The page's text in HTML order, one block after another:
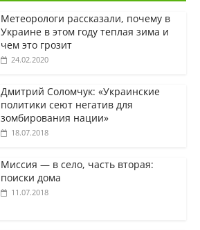
Метеорологи рассказали, почему в
Украине в этом году теплая зима и
чем это грозит
24.02.2020
Дмитрий Соломчук: «Украинские
политики сеют негатив для
зомбирования нации»
18.07.2018
Миссия — в село, часть вторая:
поиски дома
11.07.2018